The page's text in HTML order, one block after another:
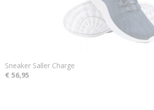
Sneaker Saller Charge
€ 56,95